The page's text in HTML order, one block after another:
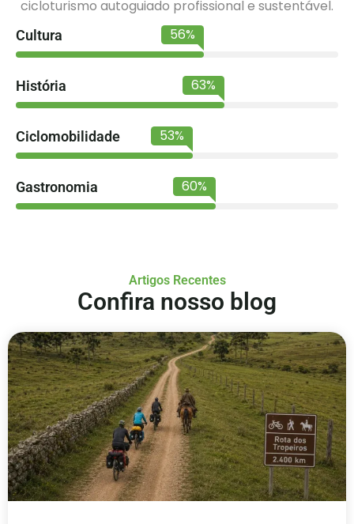
cicloturismo autoguiado profissional e sustentável.
Cultura
História
Ciclomobilidade
Gastronomia
Artigos Recentes
Confira nosso blog